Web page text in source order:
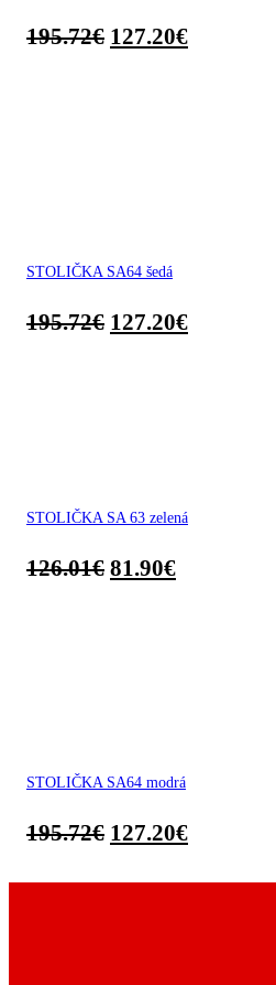
195.72€ 127.20€
STOLIČKA SA64 šedá
195.72€ 127.20€
STOLIČKA SA 63 zelená
126.01€ 81.90€
STOLIČKA SA64 modrá
195.72€ 127.20€